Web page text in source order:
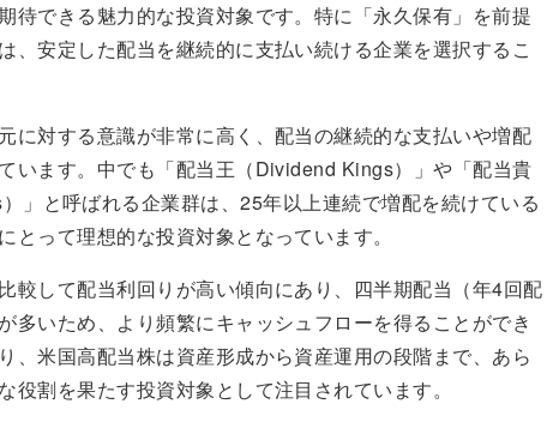
待できる魅力的な投資対象です。特に「永久保有」を前提
、安定した配当を継続的に支払い続ける企業を選択するこ
に対する意識が非常に高く、配当の継続的な支払いや増配
います。中でも「配当王（Dividend Kings）」や「配当貴
」と呼ばれる企業群は、25年以上連続で増配を続けている
とって理想的な投資対象となっています。
較して配当利回りが高い傾向にあり、四半期配当（年4回配
多いため、より頻繁にキャッシュフローを得ることができ
、米国高配当株は資産形成から資産運用の段階まで、あら
役割を果たす投資対象として注目されています。